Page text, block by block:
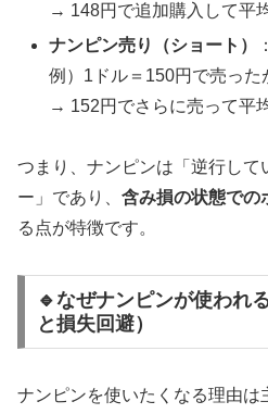
→ 148円で追加購入して平
ナンピン売り（ショート）
：
例）1ドル＝150円で売っ
→ 152円でさらに売って平
つまり、ナンピンは「逆行して
ー」であり、 含み損の状態での
る点が特徴です。
🔹なぜナンピンが使われ
と損失回避）
ナンピンを使いたくなる理由は